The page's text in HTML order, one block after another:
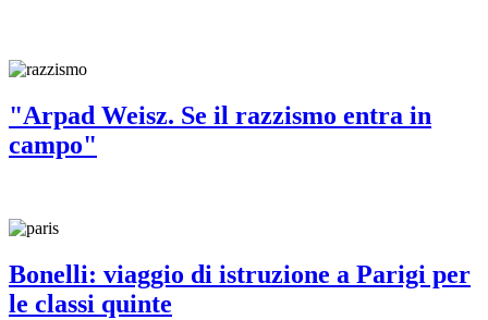
"Arpad Weisz. Se il razzismo entra in
campo"
Bonelli: viaggio di istruzione a Parigi per
le classi quinte